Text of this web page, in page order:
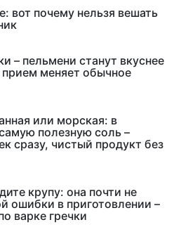
вот почему нельзя вешать
– пельмени станут вкуснее
меняет обычное
или морская: в
полезную соль –
сразу, чистый продукт без
крупу: она почти не
ошибки в приготовлении –
варке гречки